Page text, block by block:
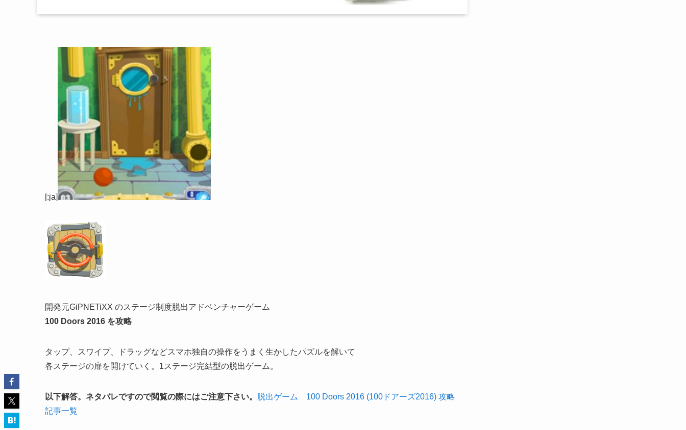
[:ja]
開発元GiPNETiXX のステージ制度脱出アドベンチャーゲーム
100 Doors 2016 を攻略
タップ、スワイプ、ドラッグなどスマホ独自の操作をうまく生かしたパズルを解いて
各ステージの扉を開けていく。1ステージ完結型の脱出ゲーム。
以下解答。ネタバレですので閲覧の際にはご注意下さい。
脱出ゲーム 100 Doors 2016 (100ドアーズ2016) 攻略
記事一覧